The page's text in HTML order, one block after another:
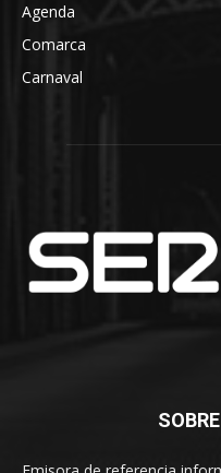
Agenda
Comarca
Carnaval